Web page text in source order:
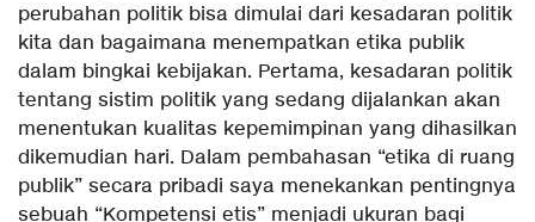
perubahan politik bisa dimulai dari kesadaran politik
kita dan bagaimana menempatkan etika publik
dalam bingkai kebijakan. Pertama, kesadaran politik
tentang sistim politik yang sedang dijalankan akan
menentukan kualitas kepemimpinan yang dihasilkan
dikemudian hari. Dalam pembahasan “etika di ruang
publik” secara pribadi saya menekankan pentingnya
sebuah “Kompetensi etis” menjadi ukuran bagi